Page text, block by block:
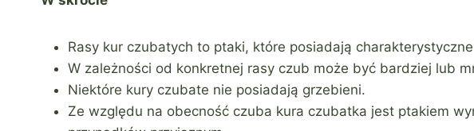
Rasy kur czubatych to ptaki, które posiadają
W zależności od konkretnej rasy czub może być bardziej lub
Niektóre kury czubate nie posiadają grzebieni.
Ze względu na obecność czuba kura czubatka jest ptakiem